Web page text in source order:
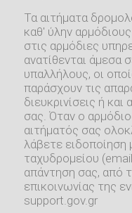
Τα αιτήματα
καθ' ύλην
στις αρμόδιες
ανατίθενται άμεσα
υπαλλήλους, οι
παράσχουν τις
διευκρινίσεις ή
σας. Όταν ο
αιτήματός σας
λάβετε
ταχυδρομείου
απάντηση σας, από
επικοινωνίας της
support.gov.gr